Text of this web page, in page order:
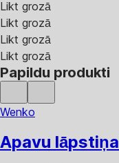
Likt grozā
Likt grozā
Likt grozā
Likt grozā
Papildu produkti
Wenko
Apavu lāpstiņa